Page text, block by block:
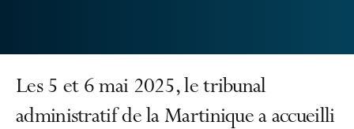
Les 5 et 6 mai 2025, le tribunal
administratif de la Martinique a accueilli